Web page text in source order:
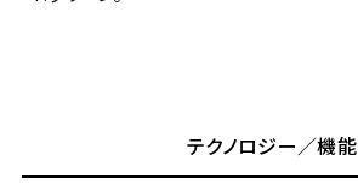
テクノロジー／機能